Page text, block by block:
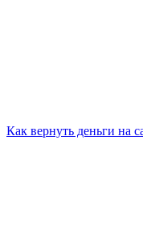
Как вернуть деньги на